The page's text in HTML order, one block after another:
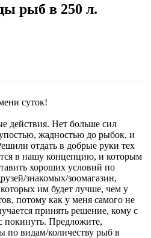
рыб в 250 л.
суток!
действия. Нет больше сил
жадностью до рыбок, и
отдать в добрые руки тех
в нашу концепцию, и которым
хороших условий по
знакомых/зоомагазин,
им будет лучше, чем у
потому как у меня самого не
принять решение, кому с
покинуть. Предложите,
по видам/количеству рыб в